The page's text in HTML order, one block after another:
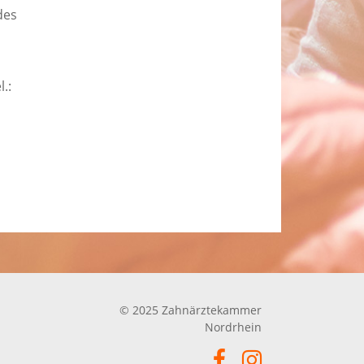
© 2025 Zahnärztekammer
Nordrhein